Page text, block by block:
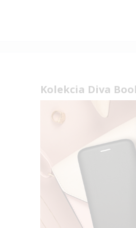
Kolekcia Diva